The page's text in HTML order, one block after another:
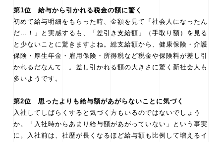
第1位 給与から引かれる税金の額に驚く
初めて給与明細をもらった時、金額を見て「社会人になったん
だ…！」と実感するも、「差引き支給額」（手取り額）を見る
と少ないことに驚きますよね。総支給額から、健康保険・介護
保険・厚生年金・雇用保険・所得税など税金や保険料が差し引
かれるだなんて…。差し引かれる額の大きさに驚く新社会人も
多いようです。
第2位 思ったよりも給与額があがらないことに気づく
入社してしばらくすると気づく方もいるのではないでしょう
か。「入社時からあまり給与額があがっていない」という事実
に。入社前は、社歴が長くなるほど給与額も比例して増えるイ